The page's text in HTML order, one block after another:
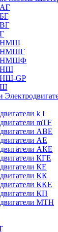
НМШ
НМШГ
НМШФ
НШ
НШ-GP
Ш
k I
mTF
АВЕ
АЕ
АКЕ
КГЕ
КЕ
КК
ККЕ
КП
МТН